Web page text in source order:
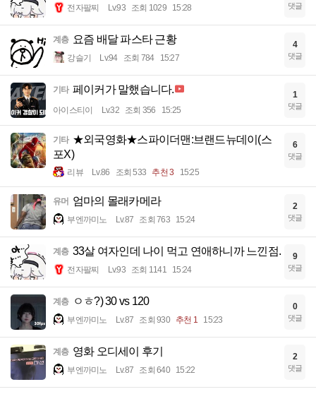
전자팔찌 Lv.93 조회 1029 15:28 댓글
계층 요즘 배달 파스타 근황
강슬기 Lv.94 조회 784 15:27
4
댓글
기타 페이커가 말했습니다.
아이스티이 Lv.32 조회 356 15:25
1
댓글
기타 ★외국영화★스파이더맨:브랜드뉴데이(스
포X)
리뷰 Lv.86 조회 533 추천 3 15:25
6
댓글
유머 엄마의 몰래카메라
부엔까미노 Lv.87 조회 763 15:24
2
댓글
계층 33살 여자인데 나이 먹고 연애하니까 느낀점.
전자팔찌 Lv.93 조회 1141 15:24
9
댓글
계층 ㅇㅎ?) 30 vs 120
부엔까미노 Lv.87 조회 930 추천 1 15:23
0
댓글
계층 영화 오디세이 후기
부엔까미노 Lv.87 조회 640 15:22
2
댓글